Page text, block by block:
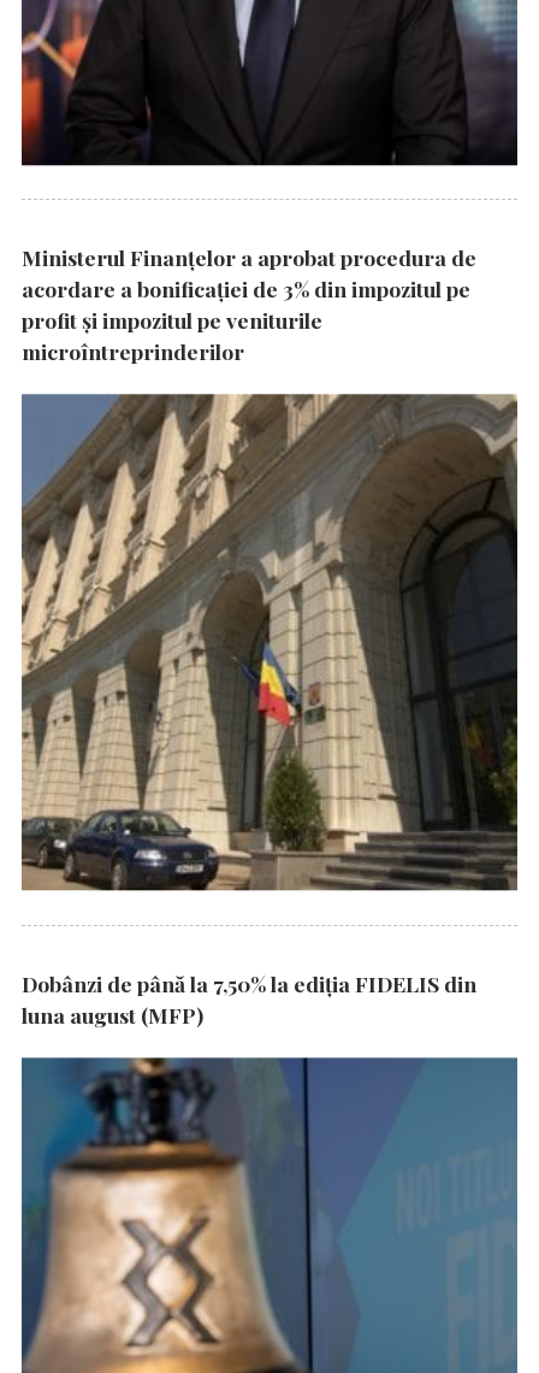
Ministerul Finanțelor a aprobat procedura de
acordare a bonificației de 3% din impozitul pe
profit și impozitul pe veniturile
microîntreprinderilor
Dobânzi de până la 7,50% la ediția FIDELIS din
luna august (MFP)